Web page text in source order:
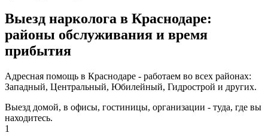
Выезд нарколога в Краснодаре:
районы обслуживания и время
прибытия
Адресная помощь в Краснодаре - работаем во всех районах:
Западный, Центральный, Юбилейный, Гидрострой и других.
Выезд домой, в офисы, гостиницы, организации - туда, где вы
находитесь.
1